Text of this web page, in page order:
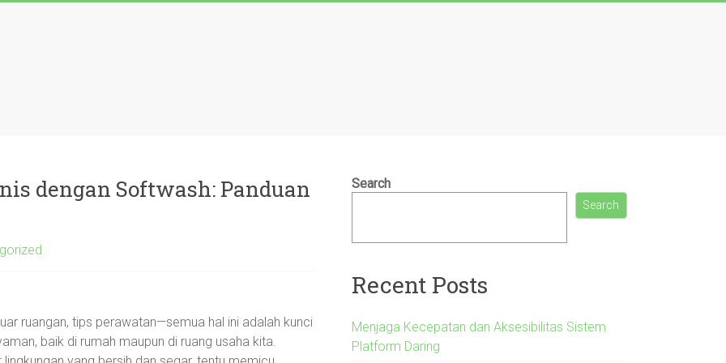
dengan Softwash: Panduan
ruangan, tips perawatan—semua hal ini adalah kunci
baik di rumah maupun di ruang usaha kita.
Search
Search
Recent Posts
Menjaga Kecepatan dan Aksesibilitas Sistem
Platform Daring